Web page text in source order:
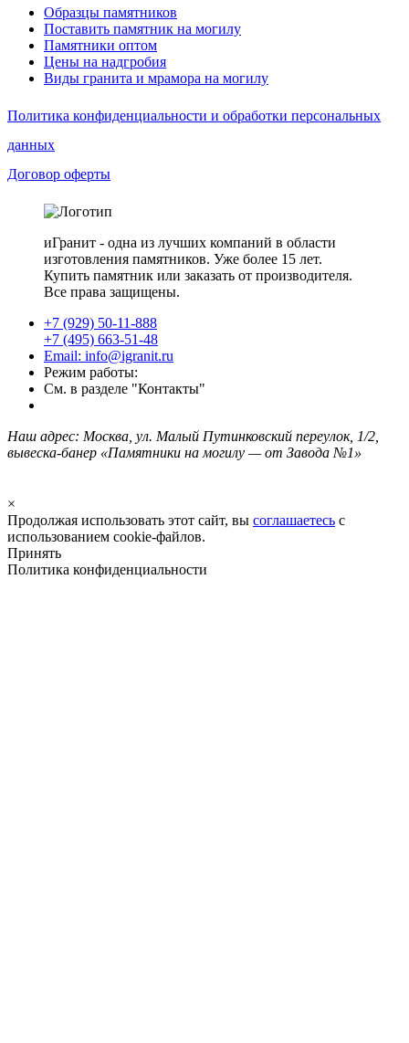
Образцы памятников
Поставить памятник на могилу
Памятники оптом
Цены на надгробия
Виды гранита и мрамора на могилу
Политика конфиденциальности и обработки персональных
данных
Договор оферты
иГранит - одна из лучших компаний в области
изготовления памятников. Уже более 15 лет.
Купить памятник или заказать от производителя.
Все права защищены.
+7 (929) 50-11-888
+7 (495) 663-51-48
Email: info@igranit.ru
Режим работы:
См. в разделе "Контакты"
Наш адрес: Москва, ул. Малый Путинковский переулок, 1/2,
вывеска-банер «Памятники на могилу — от Завода №1»
×
Продолжая использовать этот сайт, вы соглашаетесь с
использованием cookie-файлов.
Принять
Политика конфиденциальности